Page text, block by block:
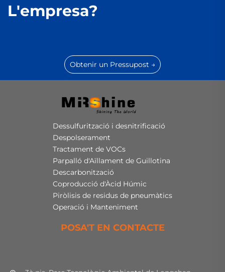
L'empresa?
Obtenir un Pressupost →
Dessulfurització i desnitrificació
Despolserament
Tractament de VOCs
Parpalló d'Aïllament de Guillotina
Descarbonització
Coproducció d'Àcid Húmic
Piròlisis de residus de pneumàtics
Operació i Manteniment
POSA'T EN CONTACTE